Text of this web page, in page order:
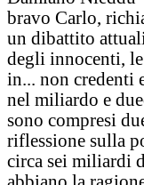
bravo Carlo,
un dibattito
degli innocenti,
in... non credenti
nel miliardo e
sono compresi
riflessione sulla
circa sei miliardi